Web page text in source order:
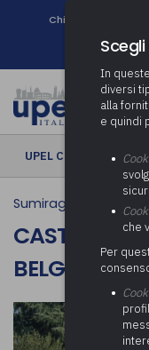
Chi siamo
UPEL CULTURA ›
Sumirago
CASTELLO
BELGIOJOSO
In
diversi
alla
e quindi
che
Per